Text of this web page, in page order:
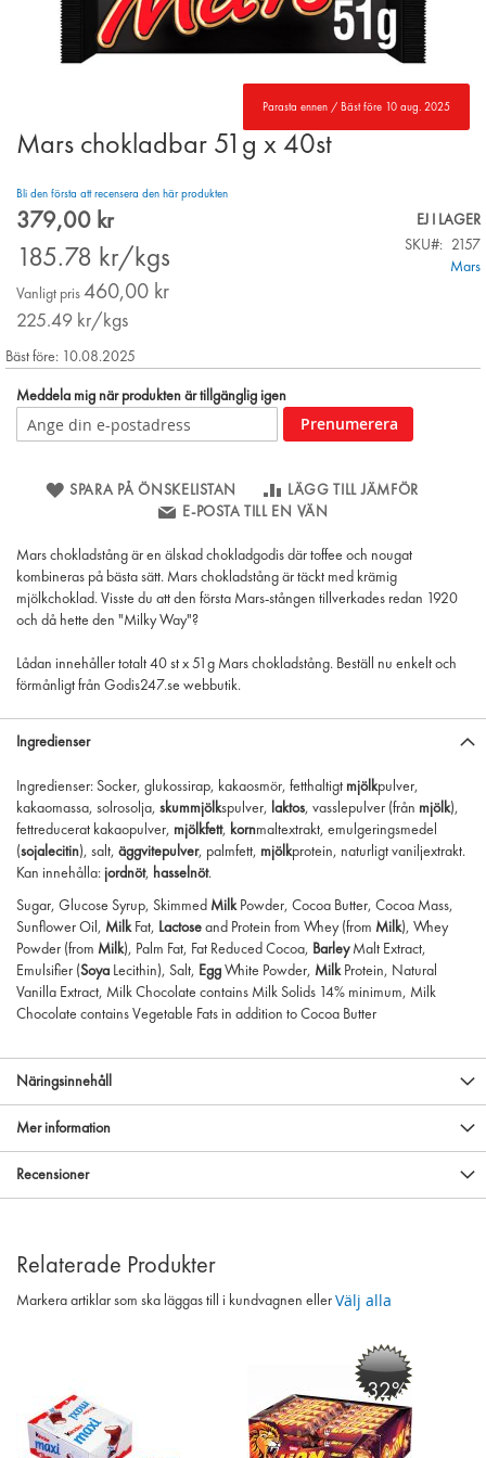
Parasta ennen / Bäst före 10 aug. 2025
Skip
of
the
images
gallery
Mars chokladbar 51g x 40st
Bli den första att recensera den här produkten
Special
379,00 kr
185.78 kr/kgs
Vanligt pris 460,00 kr
225.49 kr/kgs
EJ I LAGER
SKU
2157
Mars
Bäst före: 10.08.2025
Meddela mig när produkten är tillgänglig igen
Prenumerera
SPARA PÅ ÖNSKELISTAN
LÄGG TILL JÄMFÖR
E-POSTA TILL EN VÄN
Mars chokladstång är en älskad chokladgodis där toffee och nougat
kombineras på bästa sätt. Mars chokladstång är täckt med krämig
mjölkchoklad. Visste du att den första Mars-stången tillverkades redan 1920
och då hette den "Milky Way"?
Lådan innehåller totalt 40 st x 51g Mars chokladstång. Beställ nu enkelt och
förmånligt från Godis247.se webbutik.
Ingredienser
Ingredienser: Socker, glukossirap, kakaosmör, fetthaltigt mjölkpulver,
kakaomassa, solrosolja, skummjölkspulver, laktos, vasslepulver (från mjölk),
fettreducerat kakaopulver, mjölkfett, kornmaltextrakt, emulgeringsmedel
(sojalecitin), salt, äggvitepulver, palmfett, mjölkprotein, naturligt vaniljextrakt.
Kan innehålla: jordnöt, hasselnöt.
Sugar, Glucose Syrup, Skimmed MilkPowder, Cocoa Butter, Cocoa Mass,
Sunflower Oil, MilkFat, Lactose and Protein from Whey (from Milk), Whey
Powder (from Milk), Palm Fat, Fat Reduced Cocoa, BarleyMalt Extract,
Emulsifier (Soya Lecithin), Salt, Egg White Powder, MilkProtein, Natural
Vanilla Extract, Milk Chocolate contains Milk Solids 14% minimum, Milk
Chocolate contains Vegetable Fats in addition to Cocoa Butter
Näringsinnehåll
Mer information
Recensioner
Relaterade Produkter
Markera artiklar som ska läggas till i kundvagnen eller Välj alla
-32%